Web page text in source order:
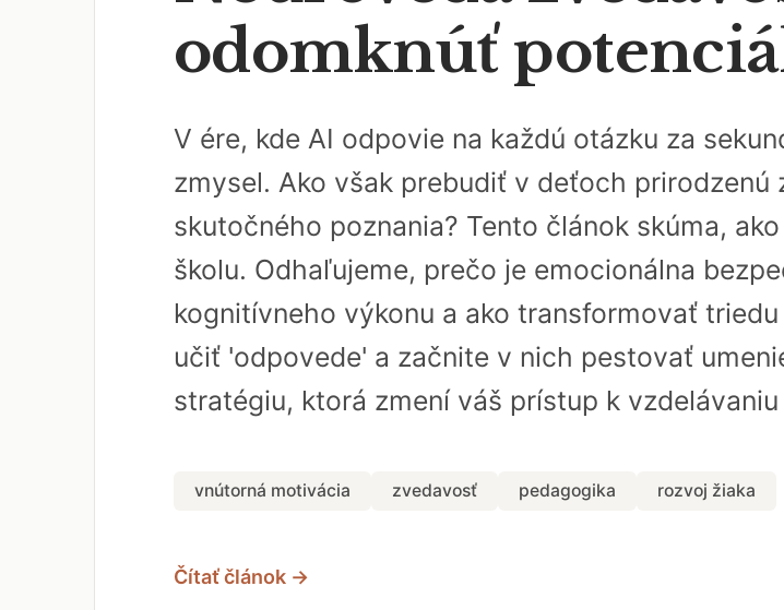
odomknúť
V ére, kde AI odpovie na každú otázku za
zmysel. Ako však prebudiť v deťoch
skutočného poznania? Tento článok skúma,
školu. Odhaľujeme, prečo je emocionálna
kognitívneho výkonu a ako transformovať
učiť 'odpovede' a začnite v nich pestovať
stratégiu, ktorá zmení váš prístup k vzdelávaniu
vnútorná motivácia zvedavosť pedagogika rozvoj žiaka
Čítať článok →